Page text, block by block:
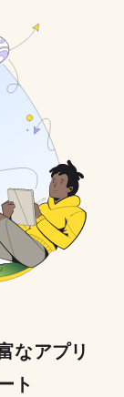
なアプリ
ト